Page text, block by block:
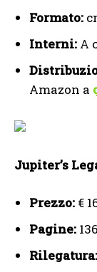
Formato:
Interni: A
Amazon a
Jupiter’s
Prezzo: €
Pagine: 136
Rilegatura: